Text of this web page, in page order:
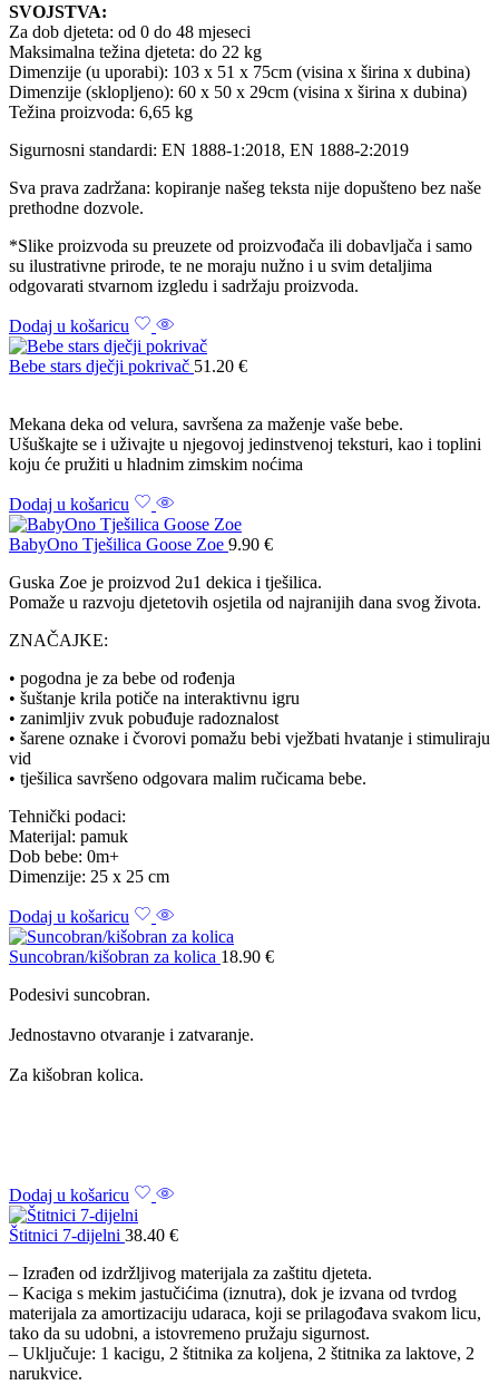
SVOJSTVA:
Za dob djeteta: od 0 do 48 mjeseci
Maksimalna težina djeteta: do 22 kg
Dimenzije (u uporabi): 103 x 51 x 75cm (visina x širina x dubina)
Dimenzije (sklopljeno): 60 x 50 x 29cm (visina x širina x dubina)
Težina proizvoda: 6,65 kg
Sigurnosni standardi: EN 1888-1:2018, EN 1888-2:2019
Sva prava zadržana: kopiranje našeg teksta nije dopušteno bez naše
prethodne dozvole.
*Slike proizvoda su preuzete od proizvođača ili dobavljača i samo
su ilustrativne prirode, te ne moraju nužno i u svim detaljima
odgovarati stvarnom izgledu i sadržaju proizvoda.
Dodaj u košaricu
Bebe stars dječji pokrivač 51.20 €
Mekana deka od velura, savršena za maženje vaše bebe.
Ušuškajte se i uživajte u njegovoj jedinstvenoj teksturi, kao i toplini
koju će pružiti u hladnim zimskim noćima
Dodaj u košaricu
BabyOno Tješilica Goose Zoe 9.90 €
Guska Zoe je proizvod 2u1 dekica i tješilica.
Pomaže u razvoju djetetovih osjetila od najranijih dana svog života.
ZNAČAJKE:
• pogodna je za bebe od rođenja
• šuštanje krila potiče na interaktivnu igru
• zanimljiv zvuk pobuđuje radoznalost
• šarene oznake i čvorovi pomažu bebi vježbati hvatanje i stimuliraju
vid
• tješilica savršeno odgovara malim ručicama bebe.
Tehnički podaci:
Materijal: pamuk
Dob bebe: 0m+
Dimenzije: 25 x 25 cm
Dodaj u košaricu
Suncobran/kišobran za kolica 18.90 €
Podesivi suncobran.
Jednostavno otvaranje i zatvaranje.
Za kišobran kolica.
Dodaj u košaricu
Štitnici 7-dijelni 38.40 €
– Izrađen od izdržljivog materijala za zaštitu djeteta.
– Kaciga s mekim jastučićima (iznutra), dok je izvana od tvrdog
materijala za amortizaciju udaraca, koji se prilagođava svakom licu,
tako da su udobni, a istovremeno pružaju sigurnost.
– Uključuje: 1 kacigu, 2 štitnika za koljena, 2 štitnika za laktove, 2
narukvice.